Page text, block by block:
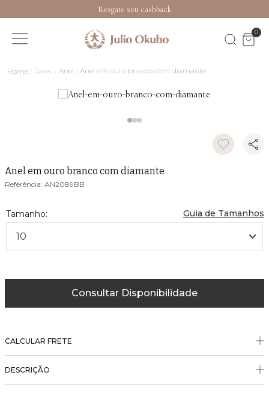
Resgate seu cashback
0
Joias Anel Anel em ouro branco com diamante
Anel em ouro branco com diamante
AN2089BB
Guia de Tamanhos
10
Consultar Disponibilidade
CALCULAR FRETE
DESCRIÇÃO